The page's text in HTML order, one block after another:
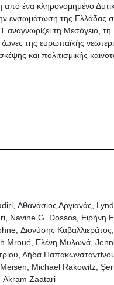
από ένα κληρονομημένο
ενσωμάτωση της Ελλάδας
αναγνωρίζει τη Μεσόγειο,
της ευρωπαϊκής
και πολιτισμικής
Αθανάσιος Αργιανάς,
Navine G. Dossos, Ειρήνη
Διονύσης
Mroué, Ελένη Μυλωνά,
Λήδα
Michael Rakowitz,
Akram Zaatari